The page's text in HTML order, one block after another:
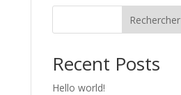
Rechercher
Recent Posts
Hello world!